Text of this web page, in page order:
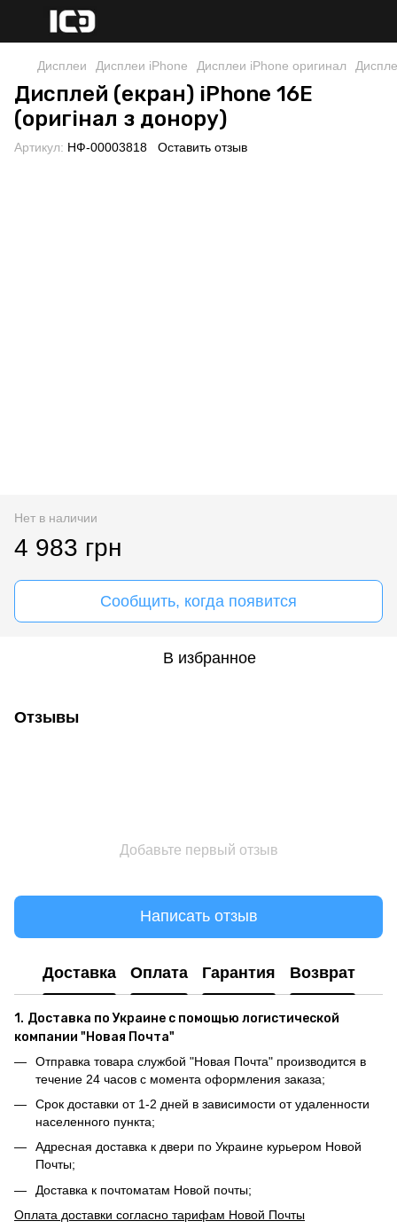
Дисплеи Дисплеи iPhone Дисплеи iPhone оригинал
Дисплей (екран) iPhone 16E
(оригінал з донору)
Артикул: НФ-00003818 Оставить отзыв
Нет в наличии
4 983 грн
Сообщить, когда появится
В избранное
Отзывы
Добавьте первый отзыв
Написать отзыв
Доставка Оплата Гарантия Возврат
1. Доставка по Украине с помощью логистической
компании "Новая Почта"
Отправка товара службой "Новая Почта" производится в
течение 24 часов с момента оформления заказа;
Срок доставки от 1-2 дней в зависимости от удаленности
населенного пункта;
Адресная доставка к двери по Украине курьером Новой
Почты;
Доставка к почтоматам Новой почты;
Оплата доставки согласно тарифам Новой Почты